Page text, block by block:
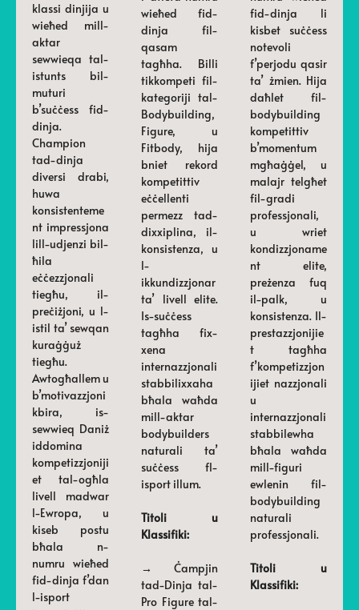
klassi dinjija u
wieħed mill-
aktar
sewwieqa tal-
istunts bil-
muturi
b’suċċess fid-
dinja.
Champion
tad-dinja
diversi drabi,
huwa
konsistenteme
nt impressjona
lill-udjenzi bil-
ħila
eċċezzjonali
tiegħu, il-
preċiżjoni, u l-
istil ta’ sewqan
kuraġġuż
tiegħu.
Awtogħallem u
b’motivazzjoni
kbira, is-
sewwieq Daniż
iddomina
kompetizzjoniji
et tal-ogħla
livell madwar
l-Ewropa, u
kiseb postu
bħala n-
numru wieħed
fid-dinja f’dan
l-isport
wieħed fid-
dinja fil-
qasam
tagħha. Billi
tikkompeti fil-
kategoriji tal-
Bodybuilding,
Figure, u
Fitbody, hija
bniet rekord
kompetittiv
eċċellenti
permezz tad-
dixxiplina, il-
konsistenza, u
l-
ikkundizzjonar
ta’ livell elite.
Is-suċċess
tagħha fix-
xena
internazzjonali
stabbilixxaha
bħala waħda
mill-aktar
bodybuilders
naturali ta’
suċċess fl-
isport illum.
Titoli u
Klassifiki:
→ Ċampjin
tad-Dinja tal-
Pro Figure tal-
fid-dinja li
kisbet suċċess
notevoli
f’perjodu qasir
ta’ żmien. Hija
daħlet fil-
bodybuilding
kompetittiv
b’momentum
mgħaġġel, u
malajr telgħet
fil-gradi
professjonali,
u wriet
kondizzjoname
nt elite,
preżenza fuq
il-palk, u
konsistenza. Il-
prestazzjonijie
t tagħha
f’kompetizzjon
ijiet nazzjonali
u
internazzjonali
stabbilewha
bħala waħda
mill-figuri
ewlenin fil-
bodybuilding
naturali
professjonali.
Titoli u
Klassifiki: